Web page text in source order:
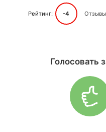
Рейтинг: -4
Голосовать